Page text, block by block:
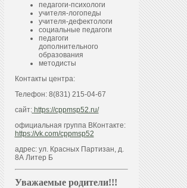
педагоги-психологи
учителя-логопеды
учителя-дефектологи
социальные педагоги
педагоги
дополнительного
образования
методисты
Контакты центра:
Телефон: 8(831) 215-04-67
сайт: https://cppmsp52.ru/
официальная группа ВКонтакте:
https://vk.com/cppmsp52
адрес: ул. Красных Партизан, д.
8А Литер Б
Уважаемые родители!!!